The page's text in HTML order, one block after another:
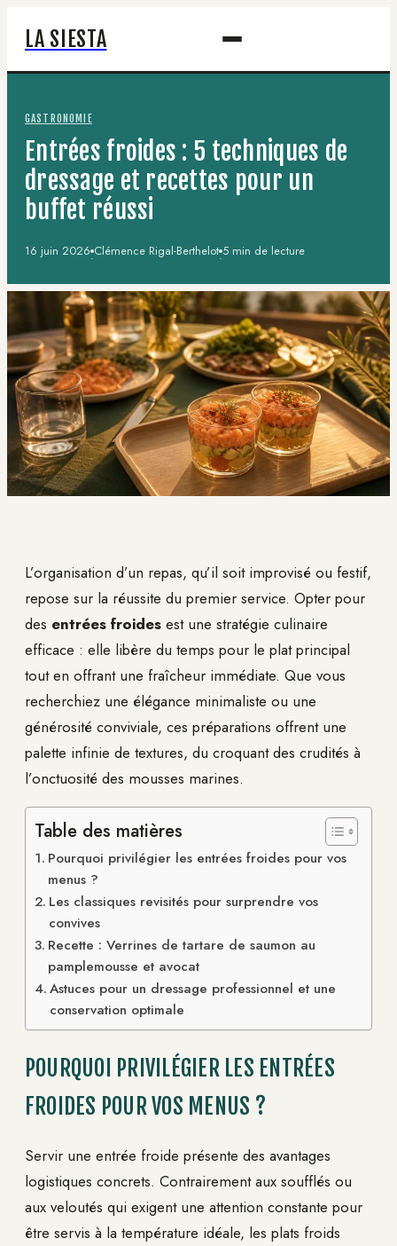
LA SIESTA
GASTRONOMIE
Entrées froides : 5 techniques de
dressage et recettes pour un
buffet réussi
16 juin 2026·Clémence Rigal-Berthelot·5 min de lecture
L’organisation d’un repas, qu’il soit improvisé ou festif,
repose sur la réussite du premier service. Opter pour
des entrées froides est une stratégie culinaire
efficace : elle libère du temps pour le plat principal
tout en offrant une fraîcheur immédiate. Que vous
recherchiez une élégance minimaliste ou une
générosité conviviale, ces préparations offrent une
palette infinie de textures, du croquant des crudités à
l’onctuosité des mousses marines.
Table des matières
Pourquoi privilégier les entrées froides pour vos
menus ?
Les classiques revisités pour surprendre vos
convives
Recette : Verrines de tartare de saumon au
pamplemousse et avocat
Astuces pour un dressage professionnel et une
conservation optimale
POURQUOI PRIVILÉGIER LES ENTRÉES
FROIDES POUR VOS MENUS ?
Servir une entrée froide présente des avantages
logistiques concrets. Contrairement aux soufflés ou
aux veloutés qui exigent une attention constante pour
être servis à la température idéale, les plats froids